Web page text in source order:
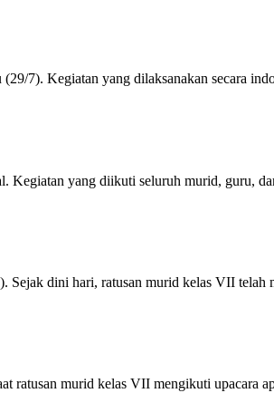
7). Kegiatan yang dilaksanakan secara
Kegiatan yang diikuti seluruh murid, guru,
Sejak dini hari, ratusan murid kelas VII telah
ratusan murid kelas VII mengikuti upacara